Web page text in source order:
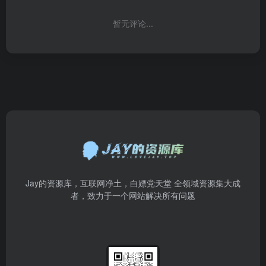
暂无评论...
Jay的资源库，互联网净土，白嫖党天堂 全领域资源集大成
者，致力于一个网站解决所有问题